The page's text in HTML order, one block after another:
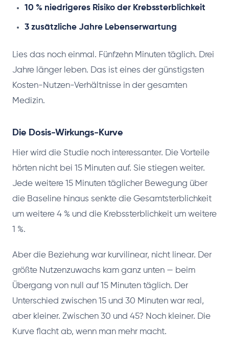
10 % niedrigeres Risiko der Krebssterblichkeit
3 zusätzliche Jahre Lebenserwartung
Lies das noch einmal. Fünfzehn Minuten täglich. Drei
Jahre länger leben. Das ist eines der günstigsten
Kosten-Nutzen-Verhältnisse in der gesamten
Medizin.
Die Dosis-Wirkungs-Kurve
Hier wird die Studie noch interessanter. Die Vorteile
hörten nicht bei 15 Minuten auf. Sie stiegen weiter.
Jede weitere 15 Minuten täglicher Bewegung über
die Baseline hinaus senkte die Gesamtsterblichkeit
um weitere 4 % und die Krebssterblichkeit um weitere
1 %.
Aber die Beziehung war kurvilinear, nicht linear. Der
größte Nutzenzuwachs kam ganz unten — beim
Übergang von null auf 15 Minuten täglich. Der
Unterschied zwischen 15 und 30 Minuten war real,
aber kleiner. Zwischen 30 und 45? Noch kleiner. Die
Kurve flacht ab, wenn man mehr macht.